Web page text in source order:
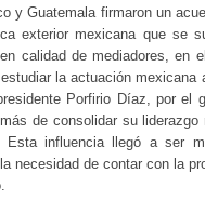
y Guatemala firmaron un
exterior mexicana que se
calidad de mediadores, en
la actuación mexicana
Porfirio Díaz, por el
de consolidar su
influencia llegó a ser
necesidad de contar con la